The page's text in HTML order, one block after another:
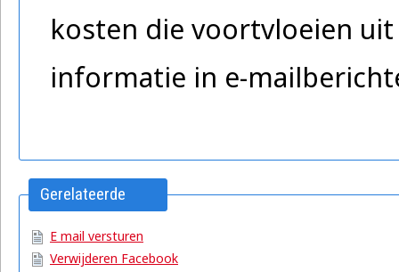
kosten die voortvloeien
informatie in e-
Gerelateerde
E mail versturen
Verwijderen Facebook